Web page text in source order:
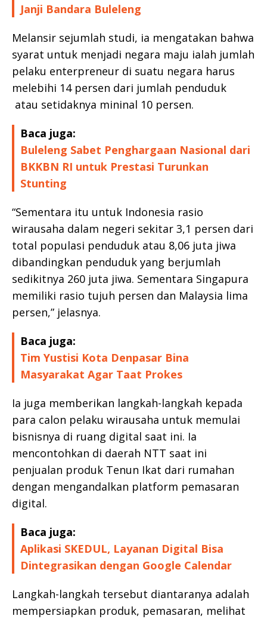
Janji Bandara Buleleng
Melansir sejumlah studi, ia mengatakan bahwa
syarat untuk menjadi negara maju ialah jumlah
pelaku enterpreneur di suatu negara harus
melebihi 14 persen dari jumlah penduduk
atau setidaknya mininal 10 persen.
Baca juga:
Buleleng Sabet Penghargaan Nasional dari
BKKBN RI untuk Prestasi Turunkan
Stunting
“Sementara itu untuk Indonesia rasio
wirausaha dalam negeri sekitar 3,1 persen dari
total populasi penduduk atau 8,06 juta jiwa
dibandingkan penduduk yang berjumlah
sedikitnya 260 juta jiwa. Sementara Singapura
memiliki rasio tujuh persen dan Malaysia lima
persen,” jelasnya.
Baca juga:
Tim Yustisi Kota Denpasar Bina
Masyarakat Agar Taat Prokes
Ia juga memberikan langkah-langkah kepada
para calon pelaku wirausaha untuk memulai
bisnisnya di ruang digital saat ini. Ia
mencontohkan di daerah NTT saat ini
penjualan produk Tenun Ikat dari rumahan
dengan mengandalkan platform pemasaran
digital.
Baca juga:
Aplikasi SKEDUL, Layanan Digital Bisa
Dintegrasikan dengan Google Calendar
Langkah-langkah tersebut diantaranya adalah
mempersiapkan produk, pemasaran, melihat